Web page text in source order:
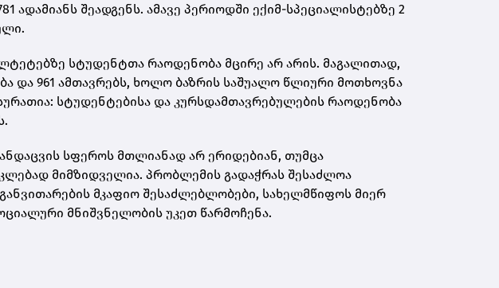
ადამიანს შეადგენს. ამავე პერიოდში ექიმ-სპეციალისტებზე 2
სტუდენტთა რაოდენობა მცირე არ არის. მაგალითად,
და 961 ამთავრებს, ხოლო ბაზრის საშუალო წლიური მოთხოვნა
სტუდენტებისა და კურსდამთავრებულების რაოდენობა
სფეროს მთლიანად არ ერიდებიან, თუმცა
მიმზიდველია. პრობლემის გადაჭრას შესაძლოა
მკაფიო შესაძლებლობები, სახელმწიფოს მიერ
მნიშვნელობის უკეთ წარმოჩენა.